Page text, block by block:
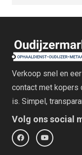
Verkoop snel en
contact met kopers
is. Simpel,
Volg ons social